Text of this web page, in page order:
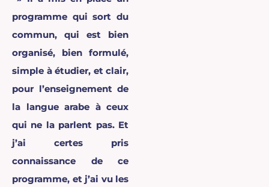
programme qui sort du
commun, qui est bien
organisé, bien formulé,
simple à étudier, et clair,
pour l’enseignement de
la langue arabe à ceux
qui ne la parlent pas. Et
j’ai certes pris
connaissance de ce
programme, et j’ai vu les